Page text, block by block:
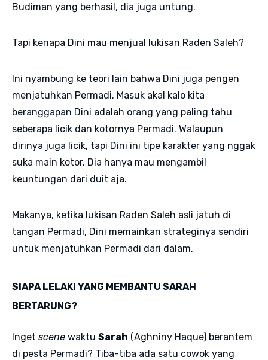
Budiman yang berhasil, dia juga untung.
Tapi kenapa Dini mau menjual lukisan Raden Saleh?
Ini nyambung ke teori lain bahwa Dini juga pengen
menjatuhkan Permadi. Masuk akal kalo kita
beranggapan Dini adalah orang yang paling tahu
seberapa licik dan kotornya Permadi. Walaupun
dirinya juga licik, tapi Dini ini tipe karakter yang nggak
suka main kotor. Dia hanya mau mengambil
keuntungan dari duit aja.
Makanya, ketika lukisan Raden Saleh asli jatuh di
tangan Permadi, Dini memainkan strateginya sendiri
untuk menjatuhkan Permadi dari dalam.
SIAPA LELAKI YANG MEMBANTU SARAH
BERTARUNG?
Inget scene waktu Sarah (Aghniny Haque) berantem
di pesta Permadi? Tiba-tiba ada satu cowok yang